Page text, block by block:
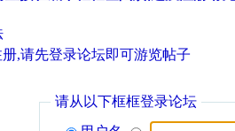
,请先登录论坛即可游览帖子
请从以下框框登录论坛